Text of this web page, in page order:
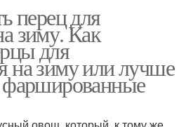
перец для
зиму. Как
для
на зиму или лучше
фаршированные